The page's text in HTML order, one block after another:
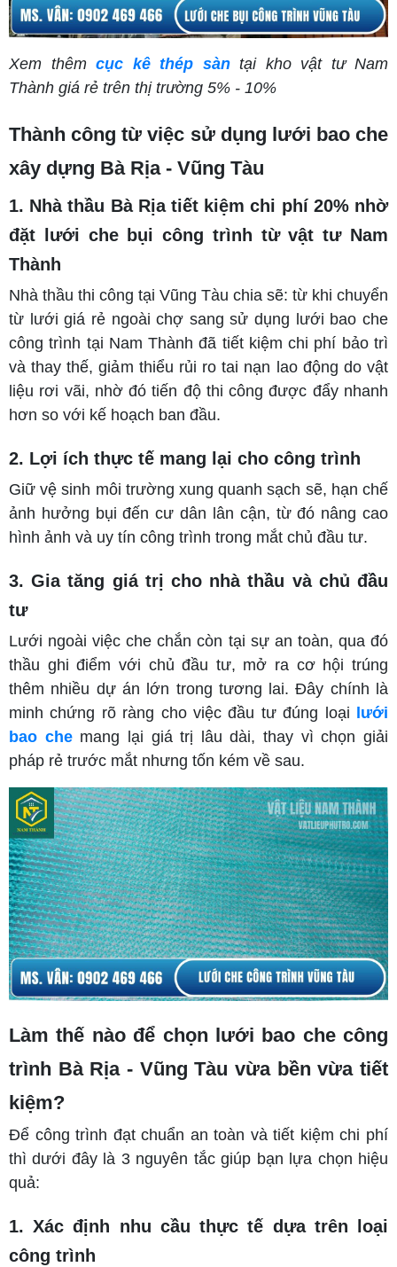
Xem thêm cục kê thép sàntại kho vật tư Nam
Thành giá rẻ trên thị trường 5% - 10%
Thành công từ việc sử dụng lưới bao che
xây dựng Bà Rịa - Vũng Tàu
1. Nhà thầu Bà Rịa tiết kiệm chi phí 20% nhờ
đặt lưới che bụi công trình từ vật tư Nam
Thành
Nhà thầu thi công tại Vũng Tàu chia sẽ: từ khi chuyển
từ lưới giá rẻ ngoài chợ sang sử dụng lưới bao che
công trình tại Nam Thành đã tiết kiệm chi phí bảo trì
và thay thế, giảm thiểu rủi ro tai nạn lao động do vật
liệu rơi vãi, nhờ đó tiến độ thi công được đẩy nhanh
hơn so với kế hoạch ban đầu.
2. Lợi ích thực tế mang lại cho công trình
Giữ vệ sinh môi trường xung quanh sạch sẽ, hạn chế
ảnh hưởng bụi đến cư dân lân cận, từ đó nâng cao
hình ảnh và uy tín công trình trong mắt chủ đầu tư.
3. Gia tăng giá trị cho nhà thầu và chủ đầu
tư
Lưới ngoài việc che chắn còn tại sự an toàn, qua đó
thầu ghi điểm với chủ đầu tư, mở ra cơ hội trúng
thêm nhiều dự án lớn trong tương lai. Đây chính là
minh chứng rõ ràng cho việc đầu tư đúng loại
lưới
bao chemang lại giá trị lâu dài, thay vì chọn giải
pháp rẻ trước mắt nhưng tốn kém về sau.
Làm thế nào để chọn lưới bao che công
trình Bà Rịa - Vũng Tàu vừa bền vừa tiết
kiệm?
Để công trình đạt chuẩn an toàn và tiết kiệm chi phí
thì dưới đây là 3 nguyên tắc giúp bạn lựa chọn hiệu
quả:
1. Xác định nhu cầu thực tế dựa trên loại
công trình